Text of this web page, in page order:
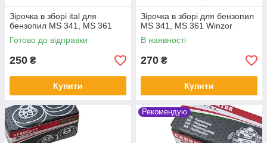
Зірочка в зборі ital для
бензопил MS 341, MS 361
Готово до відправки
250 ₴
Купити
Зірочка в зборі для бензопил
MS 341, MS 361 Winzor
В наявності
270 ₴
Купити
Рекомендую